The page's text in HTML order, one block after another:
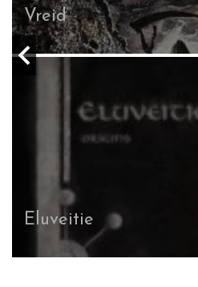
Secrets of the Moon
Der Weg Einer